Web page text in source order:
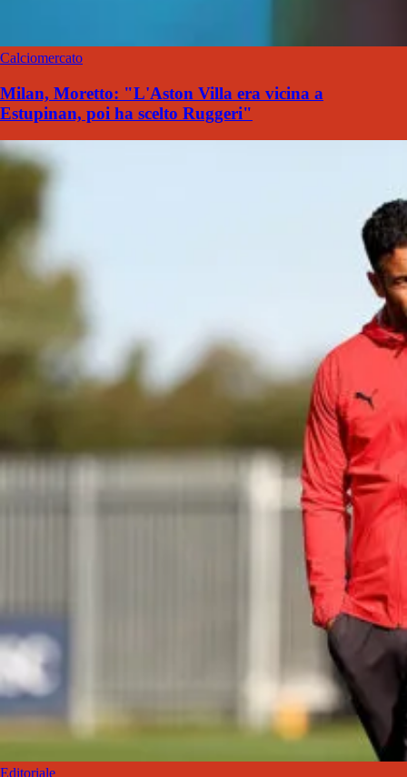
Calciomercato
Milan, Moretto: "L'Aston Villa era vicina a
Estupinan, poi ha scelto Ruggeri"
Editoriale